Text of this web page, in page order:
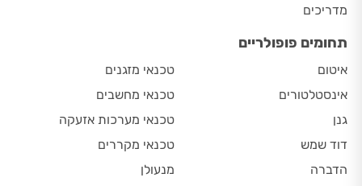
מדריכים
תחומים פופולריים
איטום
אינסטלטורים
גנן
דוד שמש
הדברה
טכנאי מזגנים
טכנאי מחשבים
טכנאי מערכות אזעקה
טכנאי מקררים
מנעולן